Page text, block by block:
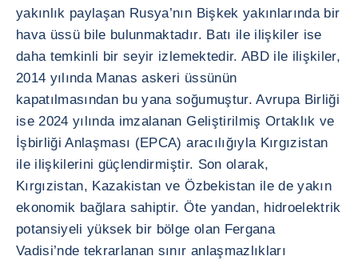
yakınlık paylaşan Rusya’nın Bişkek yakınlarında bir
hava üssü bile bulunmaktadır. Batı ile ilişkiler ise
daha temkinli bir seyir izlemektedir. ABD ile ilişkiler,
2014 yılında Manas askeri üssünün
kapatılmasından bu yana soğumuştur. Avrupa Birliği
ise 2024 yılında imzalanan Geliştirilmiş Ortaklık ve
İşbirliği Anlaşması (EPCA) aracılığıyla Kırgızistan
ile ilişkilerini güçlendirmiştir. Son olarak,
Kırgızistan, Kazakistan ve Özbekistan ile de yakın
ekonomik bağlara sahiptir. Öte yandan, hidroelektrik
potansiyeli yüksek bir bölge olan Fergana
Vadisi’nde tekrarlanan sınır anlaşmazlıkları